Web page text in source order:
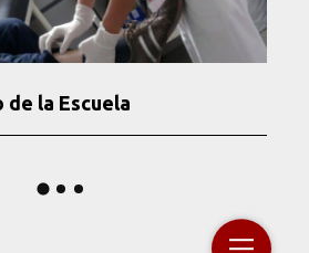
de la Escuela